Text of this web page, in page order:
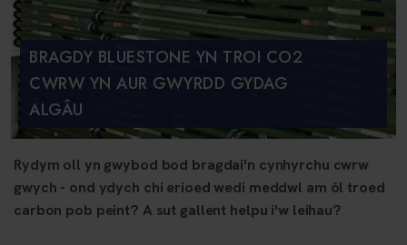
BRAGDY BLUESTONE YN TROI CO2
CWRW YN AUR GWYRDD GYDAG
ALGÂU
Rydym oll yn gwybod bod bragdai'n cynhyrchu cwrw
gwych - ond ydych chi erioed wedi meddwl am ôl troed
carbon pob peint? A sut gallent helpu i'w leihau?